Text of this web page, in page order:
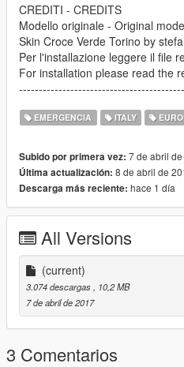
CREDITI - CREDITS
Modello originale - Original
Skin Croce Verde Torino by
Per l'installazione leggere il file
For installation please read the
EMERGENCIA ITALY
Subido por primera vez: 7 de abril
Última actualización: 8 de abril de
Descarga más reciente: hace 1 día
All Versions
(current)
3.074 descargas
, 10,2 MB
7 de abril de 2017
3 Comentarios